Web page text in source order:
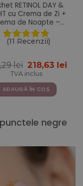
RETINOL DAY &
cu Crema de Zi +
de Noapte –
Colagen Deluxe
(11 Recenzii)
lei Prețul
inițial
a
fost:
273,29 lei.
218,63 lei
TVA inclus
ADAUGĂ ÎN COȘ
negre